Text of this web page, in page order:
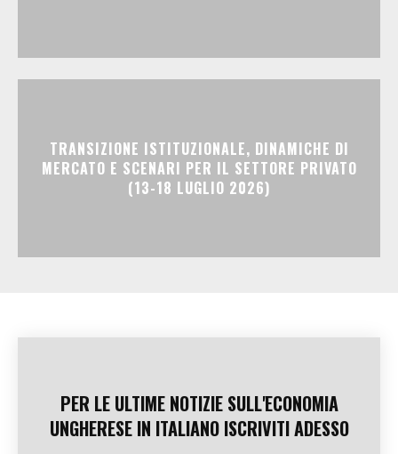
TRANSIZIONE ISTITUZIONALE, DINAMICHE DI
MERCATO E SCENARI PER IL SETTORE PRIVATO
(13-18 LUGLIO 2026)
PER LE ULTIME NOTIZIE SULL'ECONOMIA
UNGHERESE IN ITALIANO ISCRIVITI ADESSO